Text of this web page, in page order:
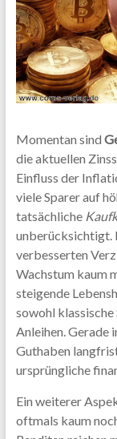
Momentan sind
die aktuellen
Einfluss der
viele Sparer auf
tatsächliche
unberücksichtigt.
verbesserten
Wachstum kaum
steigende
sowohl
Anleihen. Gerade
Guthaben
ursprüngliche
Ein weiterer
oftmals kaum